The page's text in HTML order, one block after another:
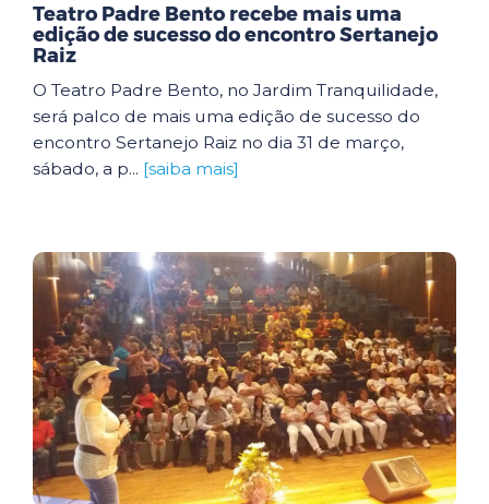
Teatro Padre Bento recebe mais uma
edição de sucesso do encontro Sertanejo
Raiz
O Teatro Padre Bento, no Jardim Tranquilidade,
será palco de mais uma edição de sucesso do
encontro Sertanejo Raiz no dia 31 de março,
sábado, a p... [saiba mais]